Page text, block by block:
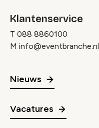
Klantenservice
T 088 8860100
M info@eventbranche.nl
Nieuws
Vacatures